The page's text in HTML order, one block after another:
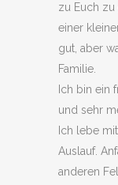
zu Euch
einer
gut, aber
Familie.
Ich bin ein
und sehr
Ich lebe
Auslauf.
anderen